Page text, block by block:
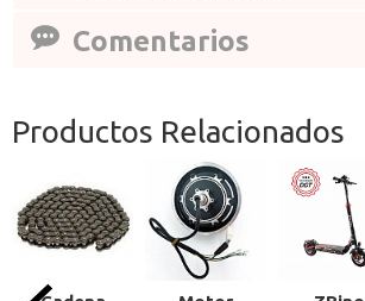
Comentarios
Productos Relacionados